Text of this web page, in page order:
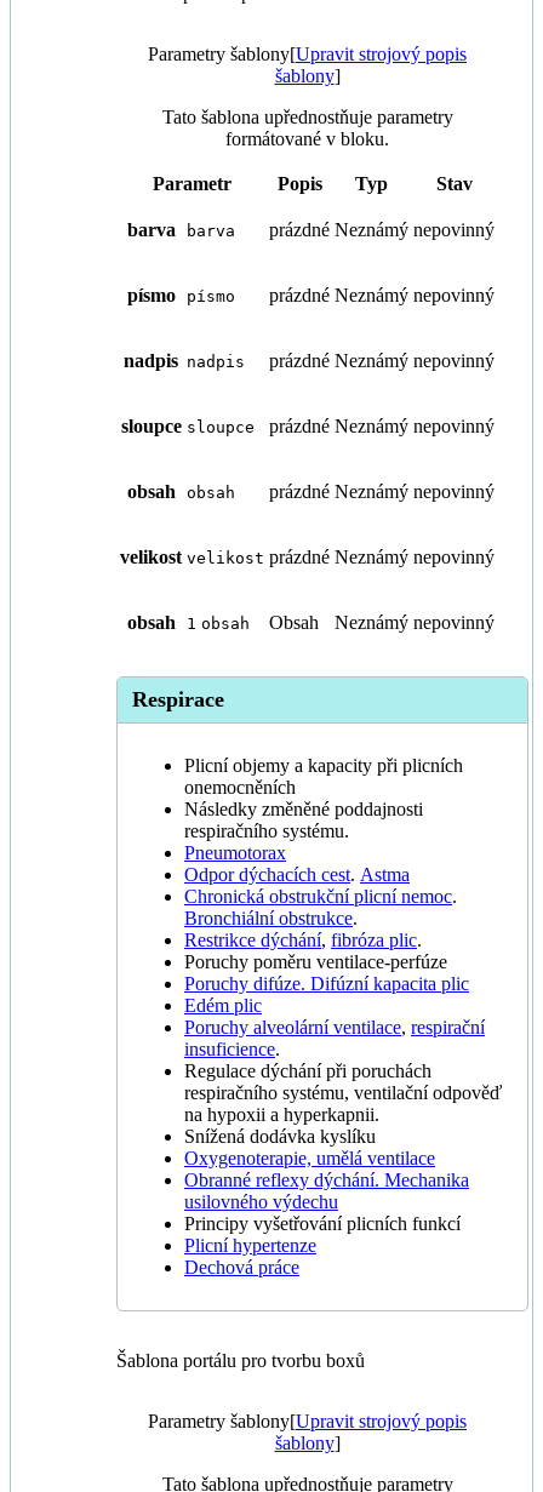
Parametry šablony[Upravit strojový popis
šablony]
Tato šablona upřednostňuje parametry
formátované v bloku.
Parametr Popis Typ Stav
barva barva prázdné Neznámý nepovinný
písmo písmo prázdné Neznámý nepovinný
nadpis nadpis prázdné Neznámý nepovinný
sloupce sloupce prázdné Neznámý nepovinný
obsah obsah prázdné Neznámý nepovinný
velikost velikost prázdné Neznámý nepovinný
obsah 1 obsah Obsah Neznámý nepovinný
Respirace
Plicní objemy a kapacity při plicních
onemocněních
Následky změněné poddajnosti
respiračního systému.
Pneumotorax
Odpor dýchacích cest. Astma
Chronická obstrukční plicní nemoc.
Bronchiální obstrukce.
Restrikce dýchání, fibróza plic.
Poruchy poměru ventilace-perfúze
Poruchy difúze. Difúzní kapacita plic
Edém plic
Poruchy alveolární ventilace, respirační
insuficience.
Regulace dýchání při poruchách
respiračního systému, ventilační odpověď
na hypoxii a hyperkapnii.
Snížená dodávka kyslíku
Oxygenoterapie, umělá ventilace
Obranné reflexy dýchání. Mechanika
usilovného výdechu
Principy vyšetřování plicních funkcí
Plicní hypertenze
Dechová práce
Šablona portálu pro tvorbu boxů
Parametry šablony[Upravit strojový popis
šablony]
Tato šablona upřednostňuje parametry